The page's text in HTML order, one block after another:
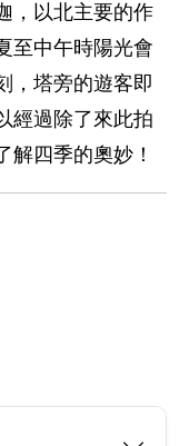
，以北主要的作
至中午時陽光會
，塔旁的遊客即
經過除了來此拍
解四季的奧妙！